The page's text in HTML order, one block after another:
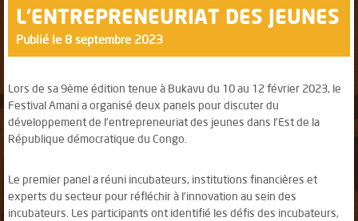
L’ENTREPRENEURIAT DES JEUNES
Publié le 8 septembre 2023
Lors de sa 9ème édition tenue à Bukavu du 10 au 12 février 2023, le
Festival Amani a organisé deux panels pour discuter du
développement de l’entrepreneuriat des jeunes dans l’Est de la
République démocratique du Congo.
Le premier panel a réuni incubateurs, institutions financières et
experts du secteur pour réfléchir à l’innovation au sein des
incubateurs. Les participants ont identifié les défis des incubateurs,